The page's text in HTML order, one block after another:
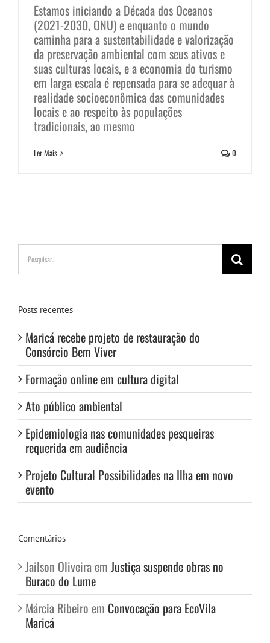
Estamos iniciando a Década dos Oceanos
(2021-2030, ONU) e enquanto o mundo
caminha para a sustentabilidade e valorização
da preservação ambiental com seus ativos e
suas culturas locais, e a economia do turismo
em larga escala é repensada para se adequar à
realidade socioeconômica das comunidades
locais e ao respeito às populações
tradicionais, ao mesmo
Ler Mais 0
Buscar
resultados
para:
Posts recentes
Maricá recebe projeto de restauração do
Consórcio Bem Viver
Formação online em cultura digital
Ato público ambiental
Epidemiologia nas comunidades pesqueiras
requerida em audiência
Projeto Cultural Possibilidades na Ilha em novo
evento
Comentários
Jailson Oliveira em Justiça suspende obras no
Buraco do Lume
Márcia Ribeiro em Convocação para EcoVila
Maricá